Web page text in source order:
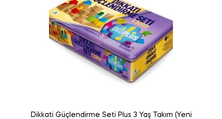
Dikkati Güçlendirme Seti Plus 3 Yaş Takım (Yeni